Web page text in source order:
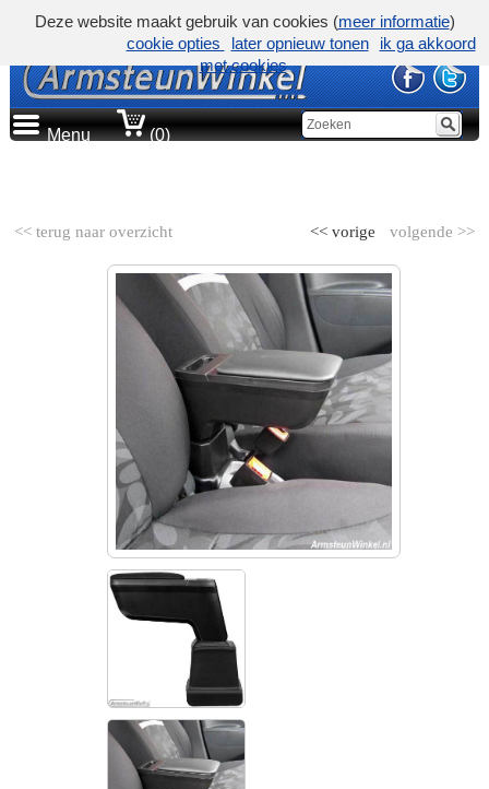
Menu (0)
<< terug naar overzicht volgende >>
<< vorige
Deze website maakt gebruik van cookies (meer informatie)
cookie opties
later opnieuw tonen
ik ga akkoord
met cookies